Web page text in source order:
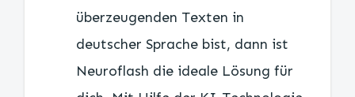
überzeugenden Texten in
deutscher Sprache bist, dann ist
Neuroflash die ideale Lösung für